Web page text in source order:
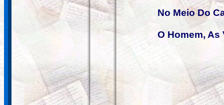
No Meio Do
O Homem, As